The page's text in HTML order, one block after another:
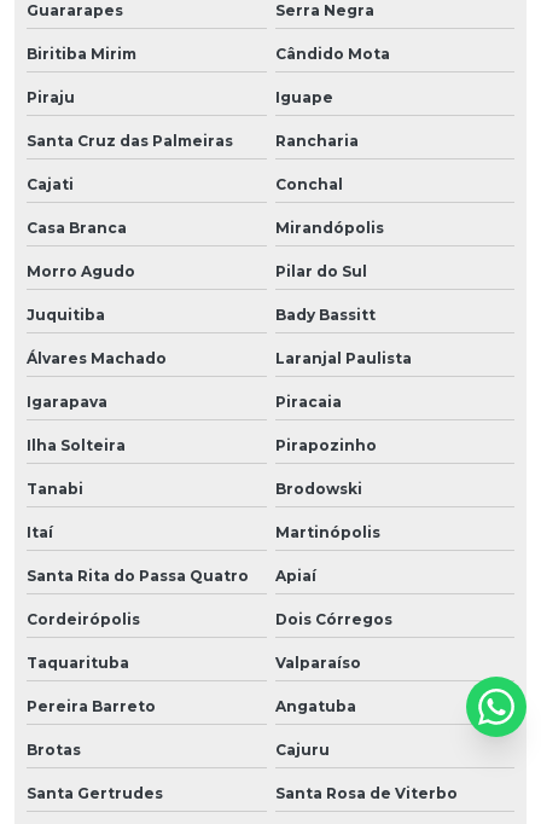
Guararapes Serra Negra
Biritiba Mirim Cândido Mota
Piraju Iguape
Santa Cruz das Palmeiras Rancharia
Cajati Conchal
Casa Branca Mirandópolis
Morro Agudo Pilar do Sul
Juquitiba Bady Bassitt
Álvares Machado Laranjal Paulista
Igarapava Piracaia
Ilha Solteira Pirapozinho
Tanabi Brodowski
Itaí Martinópolis
Santa Rita do Passa Quatro Apiaí
Cordeirópolis Dois Córregos
Taquarituba Valparaíso
Pereira Barreto Angatuba
Brotas Cajuru
Santa Gertrudes Santa Rosa de Viterbo